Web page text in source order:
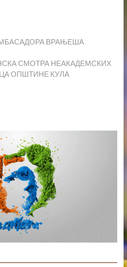
ВРАЊЕША
СМОТРА НЕАКАДЕМСКИХ
ОПШТИНЕ КУЛА